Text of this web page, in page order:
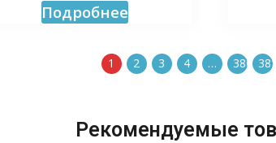
Подробнее
1 2 3 4 … 380 381
Рекомендуемые